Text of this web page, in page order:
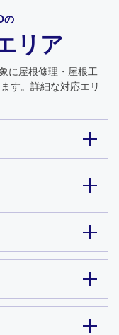
の
リア
に屋根修理・屋根工
す。詳細な対応エリ